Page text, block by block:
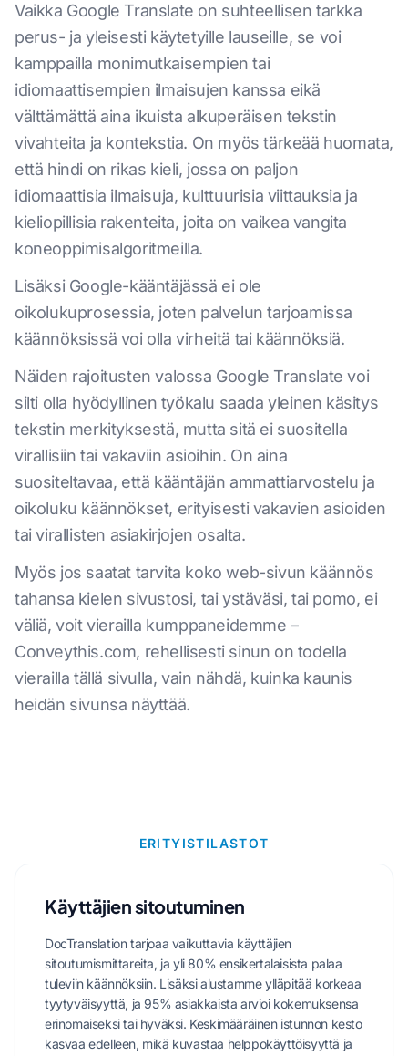
Vaikka Google Translate on suhteellisen tarkka
perus- ja yleisesti käytetyille lauseille, se voi
kamppailla monimutkaisempien tai
idiomaattisempien ilmaisujen kanssa eikä
välttämättä aina ikuista alkuperäisen tekstin
vivahteita ja kontekstia. On myös tärkeää huomata,
että hindi on rikas kieli, jossa on paljon
idiomaattisia ilmaisuja, kulttuurisia viittauksia ja
kieliopillisia rakenteita, joita on vaikea vangita
koneoppimisalgoritmeilla.
Lisäksi Google-kääntäjässä ei ole
oikolukuprosessia, joten palvelun tarjoamissa
käännöksissä voi olla virheitä tai käännöksiä.
Näiden rajoitusten valossa Google Translate voi
silti olla hyödyllinen työkalu saada yleinen käsitys
tekstin merkityksestä, mutta sitä ei suositella
virallisiin tai vakaviin asioihin. On aina
suositeltavaa, että kääntäjän ammattiarvostelu ja
oikoluku käännökset, erityisesti vakavien asioiden
tai virallisten asiakirjojen osalta.
Myös jos saatat tarvita koko web-sivun käännös
tahansa kielen sivustosi, tai ystäväsi, tai pomo, ei
väliä, voit vierailla kumppaneidemme –
Conveythis.com, rehellisesti sinun on todella
vierailla tällä sivulla, vain nähdä, kuinka kaunis
heidän sivunsa näyttää.
ERITYISTILASTOT
Käyttäjien sitoutuminen
DocTranslation tarjoaa vaikuttavia käyttäjien
sitoutumismittareita, ja yli 80% ensikertalaisista palaa
tuleviin käännöksiin. Lisäksi alustamme ylläpitää korkeaa
tyytyväisyyttä, ja 95% asiakkaista arvioi kokemuksensa
erinomaiseksi tai hyväksi. Keskimääräinen istunnon kesto
kasvaa edelleen, mikä kuvastaa helppokäyttöisyyttä ja